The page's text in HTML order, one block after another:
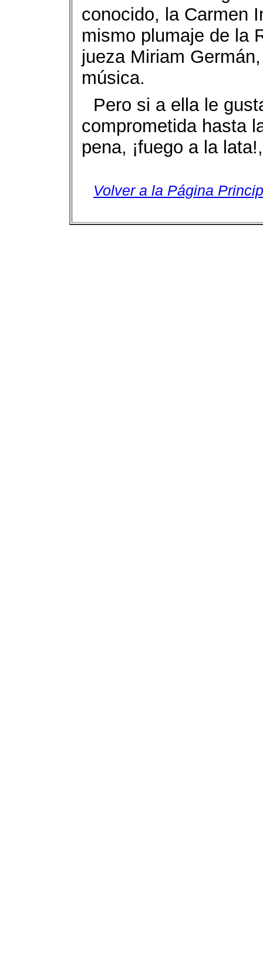
conocido, la Carmen
mismo plumaje de la
jueza Miriam
música.
Pero si a ella le
comprometida hasta
pena, ¡fuego a la
Volver a la Página